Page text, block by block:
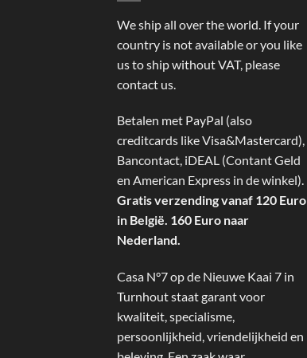
We ship all over the world. If your
country is not available or you like
us to ship without VAT, please
contact us.
Betalen met PayPal (also
creditcards like Visa&Mastercard),
Bancontact, iDEAL (Contant Geld
en American Express in de winkel).
Gratis verzending vanaf 120 Euro
in België. 160 Euro naar
Nederland.
Casa N°7 op de Nieuwe Kaai 7 in
Turnhout staat garant voor
kwaliteit, specialisme,
persoonlijkheid, vriendelijkheid en